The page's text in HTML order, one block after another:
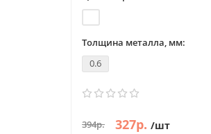
Толщина металла, мм:
0.6
394р. 327р. /шт